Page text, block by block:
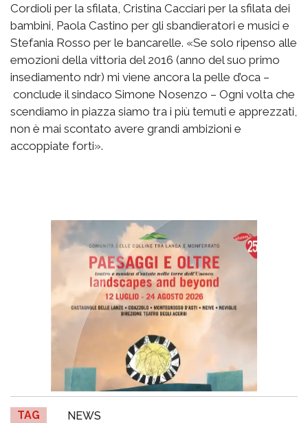
Cordioli per la sfilata, Cristina Cacciari per la sfilata dei
bambini, Paola Castino per gli sbandieratori e musici e
Stefania Rosso per le bancarelle. «Se solo ripenso alle
emozioni della vittoria del 2016 (anno del suo primo
insediamento ndr) mi viene ancora la pelle d’oca –
conclude il sindaco Simone Nosenzo – Ogni volta che
scendiamo in piazza siamo tra i più temuti e apprezzati,
non è mai scontato avere grandi ambizioni e
accoppiate forti».
TAG NEWS